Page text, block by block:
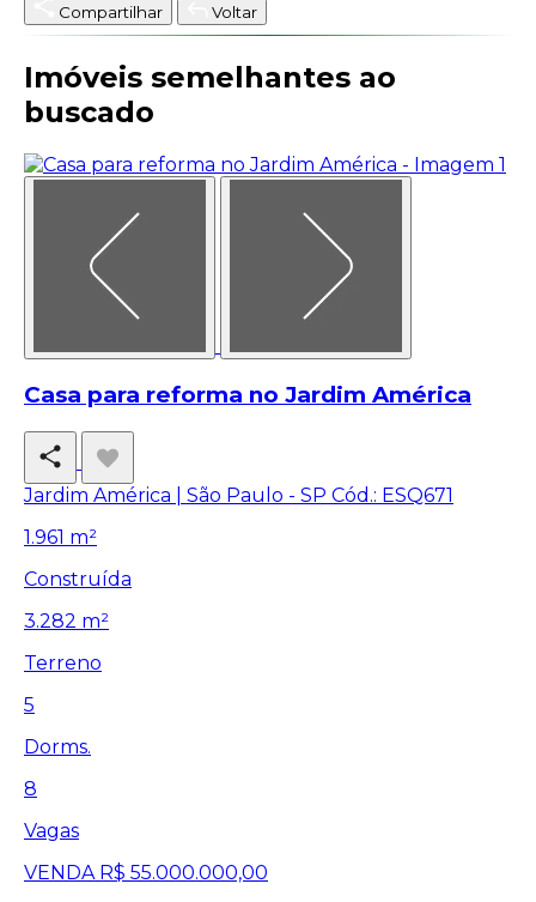
Compartilhar
Voltar
Imóveis semelhantes ao
buscado
Casa para reforma no Jardim América
Jardim América | São Paulo - SP Cód.: ESQ671
1.961 m²
Construída
3.282 m²
Terreno
5
Dorms.
8
Vagas
VENDA R$ 55.000.000,00